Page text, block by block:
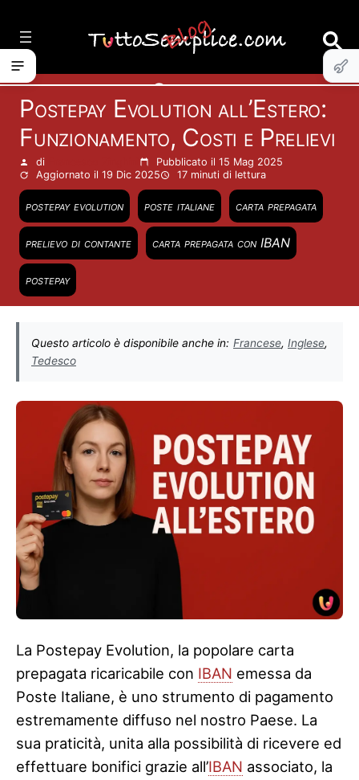
contenuto
Carte
Postepay Evolution all’Estero:
Funzionamento, Costi e Prelievi
di
Pubblicato il 15 Mag 2025
Aggiornato il 19 Dic 2025
17 minuti di lettura
postepay evolution poste italiane carta prepagata
prelievo di contante carta prepagata con IBAN
postepay
Questo articolo è disponibile anche in: Francese, Inglese,
Tedesco
La Postepay Evolution, la popolare carta
prepagata ricaricabile con IBAN emessa da
Poste Italiane, è uno strumento di pagamento
estremamente diffuso nel nostro Paese. La
sua praticità, unita alla possibilità di ricevere ed
effettuare bonifici grazie all’IBAN associato, la